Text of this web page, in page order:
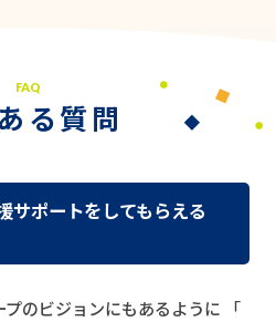
FAQ
る質問
サポートをしてもらえる
のビジョンにもあるように 「